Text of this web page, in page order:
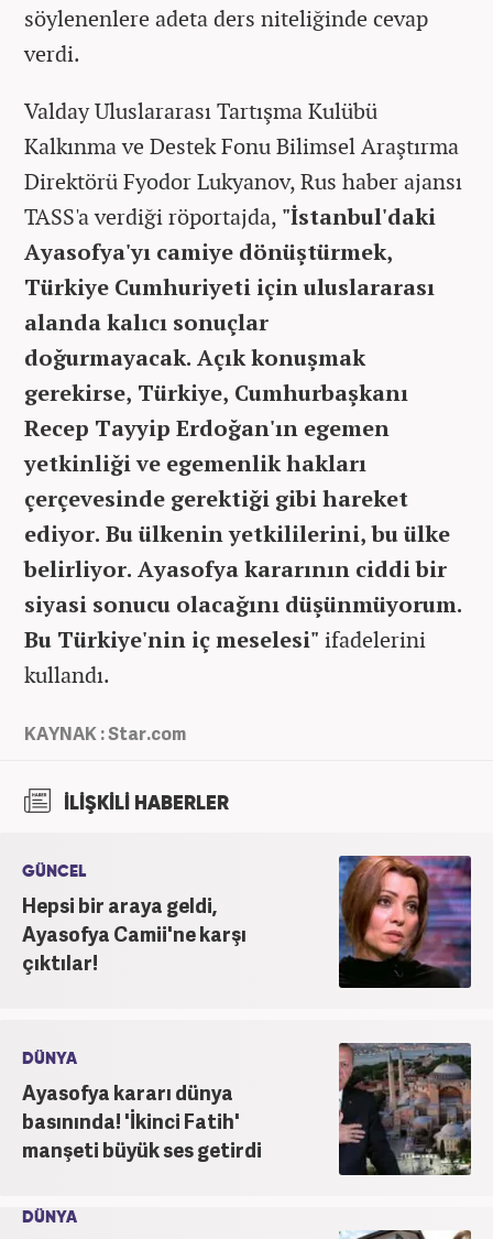
söylenenlere adeta ders niteliğinde cevap
verdi.
Valday Uluslararası Tartışma Kulübü
Kalkınma ve Destek Fonu Bilimsel Araştırma
Direktörü Fyodor Lukyanov, Rus haber ajansı
TASS'a verdiği röportajda, "İstanbul'daki
Ayasofya'yı camiye dönüştürmek,
Türkiye Cumhuriyeti için uluslararası
alanda kalıcı sonuçlar
doğurmayacak. Açık konuşmak
gerekirse, Türkiye, Cumhurbaşkanı
Recep Tayyip Erdoğan'ın egemen
yetkinliği ve egemenlik hakları
çerçevesinde gerektiği gibi hareket
ediyor. Bu ülkenin yetkililerini, bu ülke
belirliyor. Ayasofya kararının ciddi bir
siyasi sonucu olacağını düşünmüyorum.
Bu Türkiye'nin iç meselesi" ifadelerini
kullandı.
KAYNAK : Star.com
İLİŞKİLİ HABERLER
GÜNCEL
Hepsi bir araya geldi,
Ayasofya Camii'ne karşı
çıktılar!
DÜNYA
Ayasofya kararı dünya
basınında! 'İkinci Fatih'
manşeti büyük ses getirdi
DÜNYA